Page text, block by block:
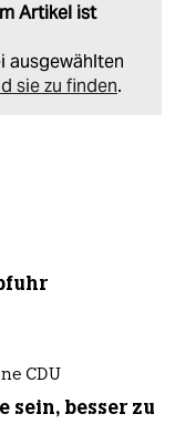
Artikel ist
ausgewählten
sie zu finden.
CDU
sein, besser zu